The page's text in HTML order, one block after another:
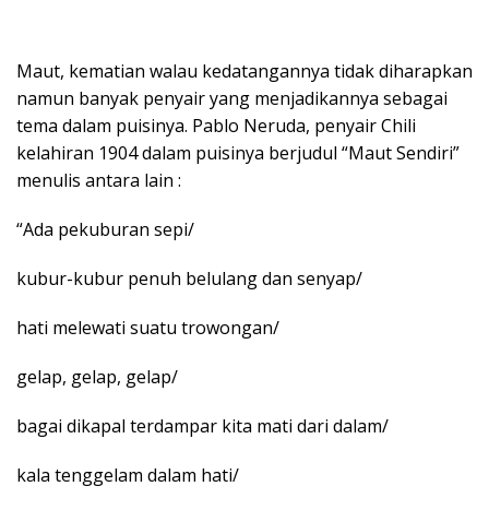
Maut, kematian walau kedatangannya tidak diharapkan
namun banyak penyair yang menjadikannya sebagai
tema dalam puisinya. Pablo Neruda, penyair Chili
kelahiran 1904 dalam puisinya berjudul “Maut Sendiri”
menulis antara lain :
“Ada pekuburan sepi/
kubur-kubur penuh belulang dan senyap/
hati melewati suatu trowongan/
gelap, gelap, gelap/
bagai dikapal terdampar kita mati dari dalam/
kala tenggelam dalam hati/